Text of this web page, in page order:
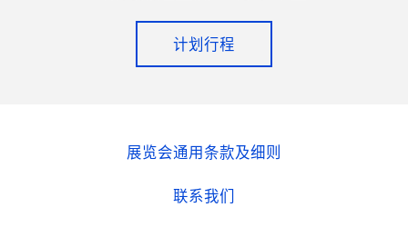
计划行程
展览会通用条款及细则
联系我们